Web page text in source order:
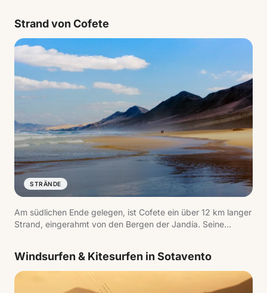
Strand von Cofete
STRÄNDE
Am südlichen Ende gelegen, ist Cofete ein über 12 km langer
Strand, eingerahmt von den Bergen der Jandía. Seine
Windsurfen & Kitesurfen in Sotavento